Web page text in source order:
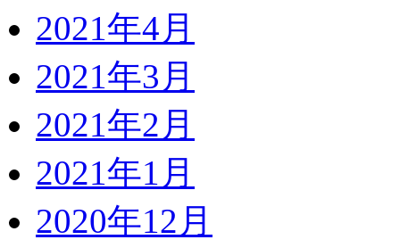
2021年4月
2021年3月
2021年2月
2021年1月
2020年12月